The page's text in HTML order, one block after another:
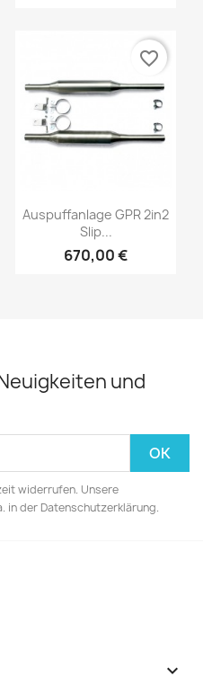
Auspuffanlage GPR 2in2
Slip...
670,00 €
favorite_border
und
widerrufen. Unsere
in der Datenschutzerklärung.
